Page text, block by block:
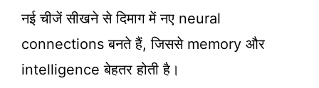
नई चीजें सीखने से दिमाग में नए neural
connections बनते हैं, जिससे memory और
intelligence बेहतर होती है।